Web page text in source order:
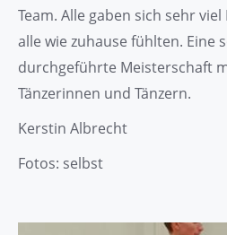
Team. Alle gaben sich sehr
alle wie zuhause fühlten. Eine
durchgeführte Meisterschaft
Tänzerinnen und Tänzern.
Kerstin Albrecht
Fotos: selbst